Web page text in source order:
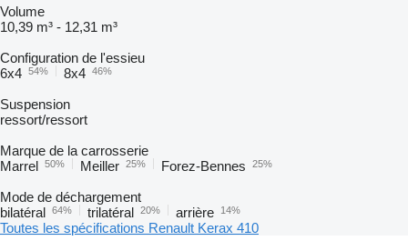
Volume
10,39 m³ - 12,31 m³
Configuration de l'essieu
6x4 54% 8x4 46%
Suspension
ressort/ressort
Marque de la carrosserie
Marrel 50% Meiller 25% Forez-Bennes 25%
Mode de déchargement
bilatéral 64% trilatéral 20% arrière 14%
Toutes les spécifications Renault Kerax 410